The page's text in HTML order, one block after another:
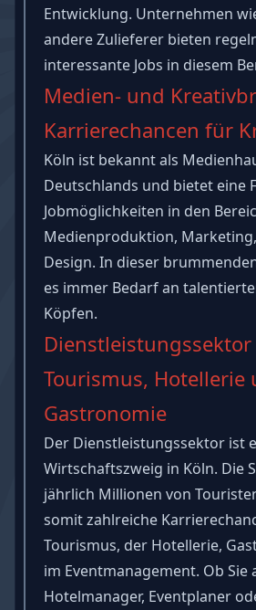
Entwicklung. Unternehmen
andere Zulieferer bieten
interessante Jobs in diesem
Medien- und
Karrierechancen für
Köln ist bekannt als
Deutschlands und bietet eine
Jobmöglichkeiten in den
Medienproduktion,
Design. In dieser
es immer Bedarf an
Köpfen.
Dienstleistungssektor
Tourismus, Hotellerie
Gastronomie
Der Dienstleistungssektor ist
Wirtschaftszweig in Köln. Die
jährlich Millionen von
somit zahlreiche
Tourismus, der Hotellerie,
im Eventmanagement. Ob Sie
Hotelmanager, Eventplaner